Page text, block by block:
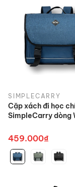
SIMPLECARRY
Cặp xách đi học
SimpleCarry dòng
459.000₫